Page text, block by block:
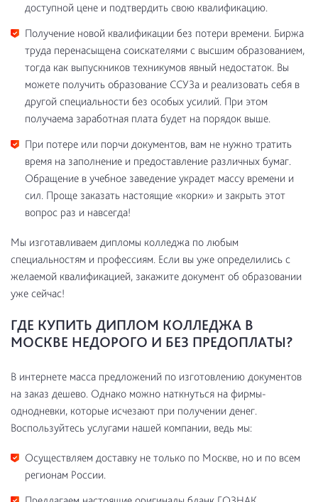
доступной цене и подтвердить свою квалификацию.
Получение новой квалификации без потери времени. Биржа
труда перенасыщена соискателями с высшим образованием,
тогда как выпускников техникумов явный недостаток. Вы
можете получить образование ССУЗа и реализовать себя в
другой специальности без особых усилий. При этом
получаема заработная плата будет на порядок выше.
При потере или порчи документов, вам не нужно тратить
время на заполнение и предоставление различных бумаг.
Обращение в учебное заведение украдет массу времени и
сил. Проще заказать настоящие «корки» и закрыть этот
вопрос раз и навсегда!
Мы изготавливаем дипломы колледжа по любым
специальностям и профессиям. Если вы уже определились с
желаемой квалификацией, закажите документ об образовании
уже сейчас!
ГДЕ КУПИТЬ ДИПЛОМ КОЛЛЕДЖА В
МОСКВЕ НЕДОРОГО И БЕЗ ПРЕДОПЛАТЫ?
В интернете масса предложений по изготовлению документов
на заказ дешево. Однако можно наткнуться на фирмы-
однодневки, которые исчезают при получении денег.
Воспользуйтесь услугами нашей компании, ведь мы:
Осуществляем доставку не только по Москве, но и по всем
регионам России.